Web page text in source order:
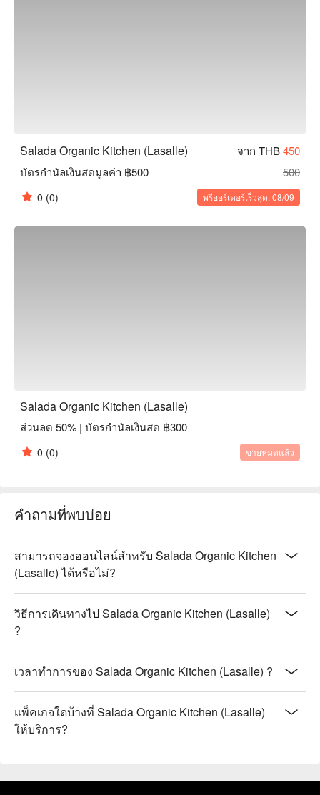
Salada Organic Kitchen (Lasalle) จาก THB450
บัตรกำนัลเงินสดมูลค่า ฿500
500
0 (0) พรีออร์เดอร์เร็วสุด: 08/09
Salada Organic Kitchen (Lasalle)
ส่วนลด 50% | บัตรกำนัลเงินสด ฿300
0 (0) ขายหมดแล้ว
คำถามที่พบบ่อย
สามารถจองออนไลน์สำหรับ Salada Organic Kitchen
(Lasalle) ได้หรือไม่?
วิธีการเดินทางไป Salada Organic Kitchen (Lasalle)
?
เวลาทำการของ Salada Organic Kitchen (Lasalle) ?
แพ็คเกจใดบ้างที่ Salada Organic Kitchen (Lasalle)
ให้บริการ?